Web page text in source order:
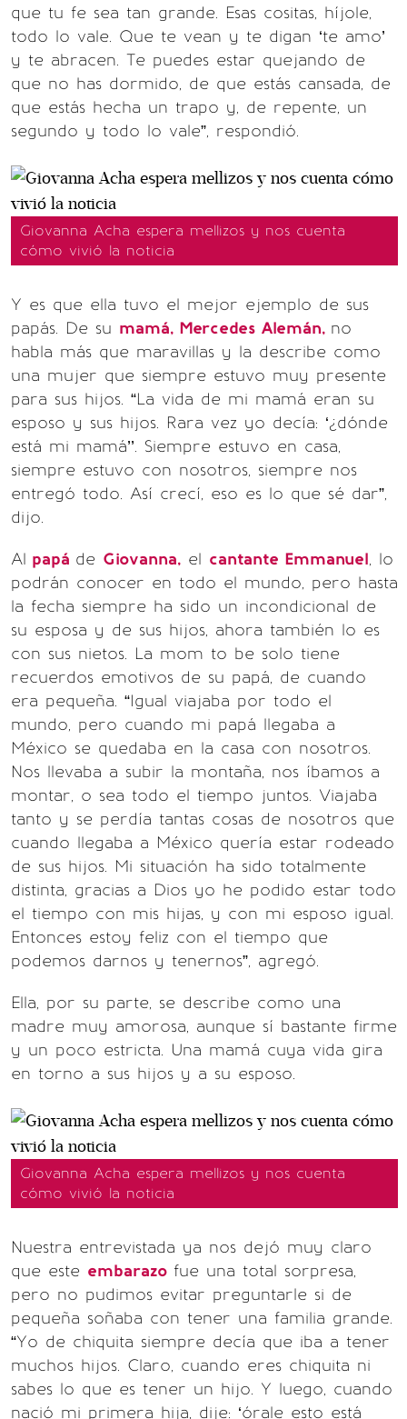
que tu fe sea tan grande. Esas cositas, híjole,
todo lo vale. Que te vean y te digan ‘te amo’
y te abracen. Te puedes estar quejando de
que no has dormido, de que estás cansada, de
que estás hecha un trapo y, de repente, un
segundo y todo lo vale”, respondió.
Giovanna Acha espera mellizos y nos cuenta
cómo vivió la noticia
Y es que ella tuvo el mejor ejemplo de sus
papás. De su mamá, Mercedes Alemán, no
habla más que maravillas y la describe como
una mujer que siempre estuvo muy presente
para sus hijos. “La vida de mi mamá eran su
esposo y sus hijos. Rara vez yo decía: ‘¿dónde
está mi mamá’’. Siempre estuvo en casa,
siempre estuvo con nosotros, siempre nos
entregó todo. Así crecí, eso es lo que sé dar”,
dijo.
Al papá de Giovanna, el cantante Emmanuel, lo
podrán conocer en todo el mundo, pero hasta
la fecha siempre ha sido un incondicional de
su esposa y de sus hijos, ahora también lo es
con sus nietos. La mom to be solo tiene
recuerdos emotivos de su papá, de cuando
era pequeña. “Igual viajaba por todo el
mundo, pero cuando mi papá llegaba a
México se quedaba en la casa con nosotros.
Nos llevaba a subir la montaña, nos íbamos a
montar, o sea todo el tiempo juntos. Viajaba
tanto y se perdía tantas cosas de nosotros que
cuando llegaba a México quería estar rodeado
de sus hijos. Mi situación ha sido totalmente
distinta, gracias a Dios yo he podido estar todo
el tiempo con mis hijas, y con mi esposo igual.
Entonces estoy feliz con el tiempo que
podemos darnos y tenernos”, agregó.
Ella, por su parte, se describe como una
madre muy amorosa, aunque sí bastante firme
y un poco estricta. Una mamá cuya vida gira
en torno a sus hijos y a su esposo.
Giovanna Acha espera mellizos y nos cuenta
cómo vivió la noticia
Nuestra entrevistada ya nos dejó muy claro
que este embarazo fue una total sorpresa,
pero no pudimos evitar preguntarle si de
pequeña soñaba con tener una familia grande.
“Yo de chiquita siempre decía que iba a tener
muchos hijos. Claro, cuando eres chiquita ni
sabes lo que es tener un hijo. Y luego, cuando
nació mi primera hija, dije: ‘órale esto está